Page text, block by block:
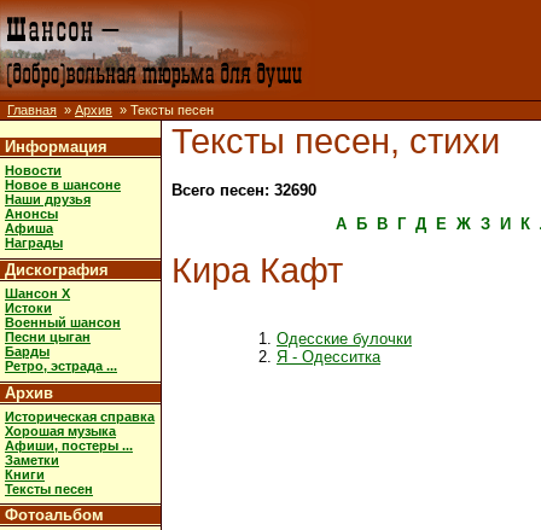
Главная » Архив » Тексты песен
Информация
Новости
Новое в шансоне
Наши друзья
Анонсы
Афиша
Награды
Дискография
Шансон X
Истоки
Военный шансон
Песни цыган
Барды
Ретро, эстрада ...
Архив
Историческая справка
Хорошая музыка
Афиши, постеры ...
Заметки
Книги
Тексты песен
Фотоальбом
Тексты песен, стихи
Всего песен: 32690
А
Б В Г Д Е Ж З И К
Кира Кафт
Одесские булочки
Я - Одесситка